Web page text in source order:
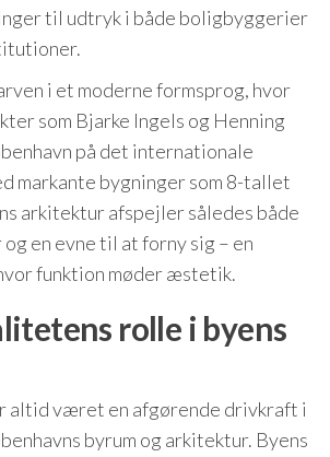
til udtryk i både boligbyggerier
i et moderne formsprog, hvor
som Bjarke Ingels og Henning
på det internationale
markante bygninger som 8-tallet
arkitektur afspejler således både
en evne til at forny sig – en
funktion møder æstetik.
rolle i byens
altid været en afgørende drivkraft i
byrum og arkitektur. Byens